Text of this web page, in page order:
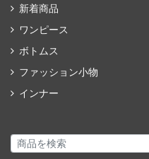
新着商品
ワンピース
ボトムス
ファッション小物
インナー